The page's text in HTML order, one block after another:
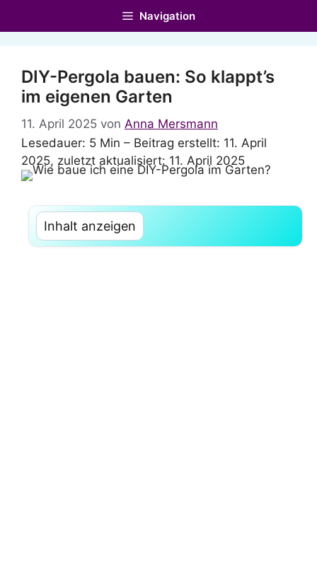
Navigation
DIY-Pergola bauen: So klappt’s
im eigenen Garten
11. April 2025 von Anna Mersmann
Lesedauer: 5 Min – Beitrag erstellt: 11. April
2025, zuletzt aktualisiert: 11. April 2025
Inhalt anzeigen